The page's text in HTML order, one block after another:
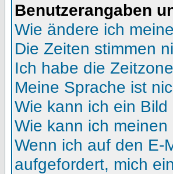
Benutzerangaben
Wie ändere ich
Die Zeiten stimmen
Ich habe die
Meine Sprache ist
Wie kann ich ein
Wie kann ich
Wenn ich auf den E-
aufgefordert, mich